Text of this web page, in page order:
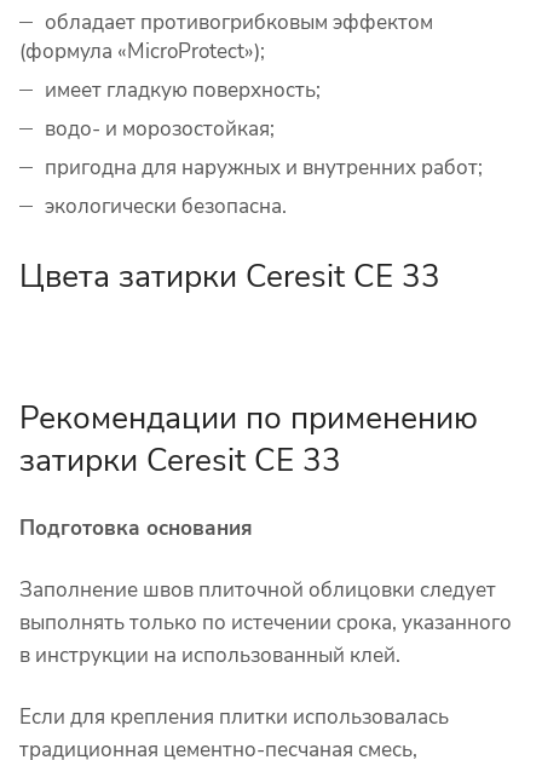
обладает противогрибковым эффектом
(формула «MicroProtect»);
имеет гладкую поверхность;
водо- и морозостойкая;
пригодна для наружных и внутренних работ;
экологически безопасна.
Цвета затирки Ceresit CE 33
Рекомендации по применению
затирки Ceresit CE 33
Подготовка основания
Заполнение швов плиточной облицовки следует
выполнять только по истечении срока, указанного
в инструкции на использованный клей.
Если для крепления плитки использовалась
традиционная цементно-песчаная смесь,